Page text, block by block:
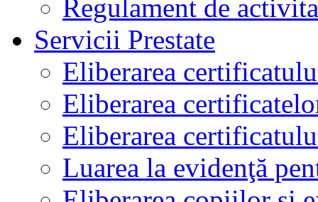
Regulament de
Servicii Prestate
Eliberarea
Eliberarea
Eliberarea
Luarea la evidenţă